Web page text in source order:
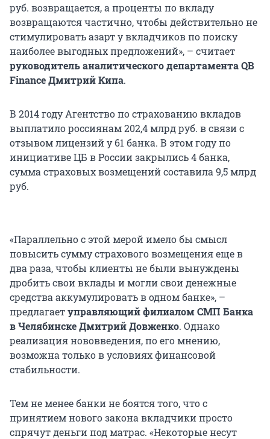
руб. возвращается, а проценты по вкладу
возвращаются частично, чтобы действительно не
стимулировать азарт у вкладчиков по поиску
наиболее выгодных предложений», – считает
руководитель аналитического департамента QB
Finance Дмитрий Кипа.
В 2014 году Агентство по страхованию вкладов
выплатило россиянам 202,4 млрд руб. в связи с
отзывом лицензий у 61 банка. В этом году по
инициативе ЦБ в России закрылись 4 банка,
сумма страховых возмещений составила 9,5 млрд
руб.
«Параллельно с этой мерой имело бы смысл
повысить сумму страхового возмещения еще в
два раза, чтобы клиенты не были вынуждены
дробить свои вклады и могли свои денежные
средства аккумулировать в одном банке», –
предлагаетуправляющий филиалом СМП Банка
в Челябинске Дмитрий Довженко. Однако
реализация нововведения, по его мнению,
возможна только в условиях финансовой
стабильности.
Тем не менее банки не боятся того, что с
принятием нового закона вкладчики просто
спрячут деньги под матрас. «Некоторые несут